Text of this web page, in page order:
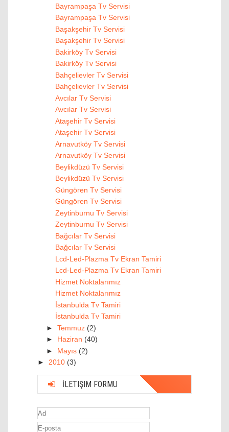
Bayrampaşa Tv Servisi
Bayrampaşa Tv Servisi
Başakşehir Tv Servisi
Başakşehir Tv Servisi
Bakirköy Tv Servisi
Bakirköy Tv Servisi
Bahçelievler Tv Servisi
Bahçelievler Tv Servisi
Avcılar Tv Servisi
Avcılar Tv Servisi
Ataşehir Tv Servisi
Ataşehir Tv Servisi
Arnavutköy Tv Servisi
Arnavutköy Tv Servisi
Beylikdüzü Tv Servisi
Beylikdüzü Tv Servisi
Güngören Tv Servisi
Güngören Tv Servisi
Zeytinburnu Tv Servisi
Zeytinburnu Tv Servisi
Bağcılar Tv Servisi
Bağcılar Tv Servisi
Lcd-Led-Plazma Tv Ekran Tamiri
Lcd-Led-Plazma Tv Ekran Tamiri
Hizmet Noktalarımız
Hizmet Noktalarımız
İstanbulda Tv Tamiri
İstanbulda Tv Tamiri
► Temmuz (2)
► Haziran (40)
► Mayıs (2)
► 2010 (3)
İLETIŞIM FORMU